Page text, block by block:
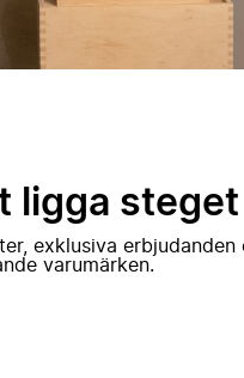
ligga
exklusiva erbjudanden
varumärken.